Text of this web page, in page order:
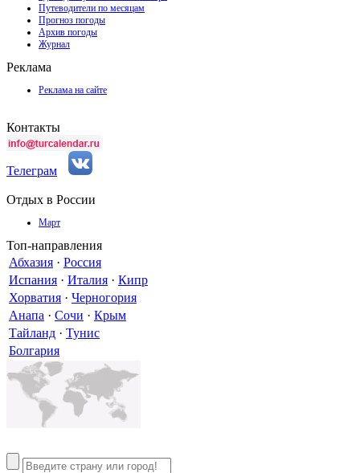
Путеводители по месяцам
Прогноз погоды
Архив погоды
Журнал
Реклама
Реклама на сайте
Контакты
Телеграм
Отдых в России
Март
Топ-направления
Абхазия · Россия
Испания · Италия · Кипр
Хорватия · Черногория
Анапа · Сочи · Крым
Тайланд · Тунис
Болгария